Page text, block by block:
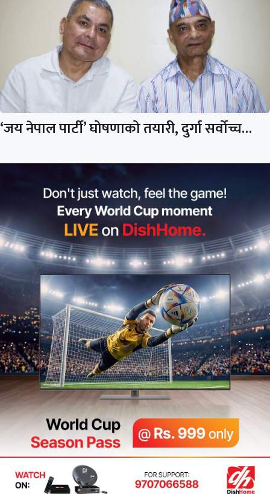
‘जय नेपाल पार्टी’ घोषणाको तयारी, दुर्गा सर्वोच्च…